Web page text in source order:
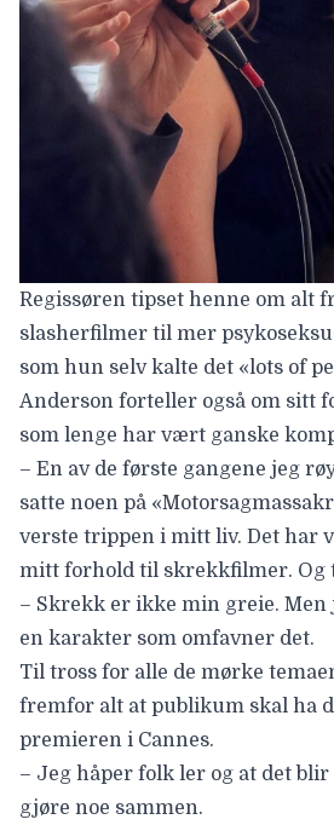
Regissøren tipset henne om alt
slasherfilmer til mer
som hun selv kalte det «lots of
Anderson forteller også om sitt
som lenge har vært ganske
– En av de første gangene jeg
satte noen på
verste trippen i mitt liv. Det har
mitt forhold til skrekkfilmer. Og
– Skrekk er ikke min greie.
en karakter som omfavner det.
Til tross for alle de mørke
fremfor alt at publikum skal ha
premieren i Cannes.
– Jeg håper folk ler og at det blir
gjøre noe sammen.